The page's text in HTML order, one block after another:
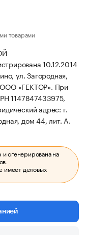
товарами
10.12.2014
ул. Загородная,
ООО «ГЕКТОР». При
1147847433975,
адрес: г.
дом 44, лит. А.
сгенерирована на
имеет деловых